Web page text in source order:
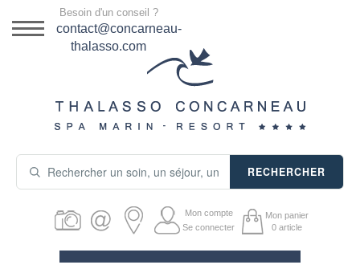
DESTINATION
SÉJOURS THALASSO
PRODUITS COSMÉTIQUES
GUIDE CADEAUX
Besoin d'un conseil ?
contact@concarneau-
thalasso.com
RECHERCHER
Mon compte
Se connecter
Mon panier
0 article